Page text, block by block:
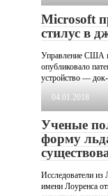
Microsoft
стилус в
Управление США
опубликовало
устройство —
04.01.2018
Ученые
форму
Исследователи из
имени Лоуренса